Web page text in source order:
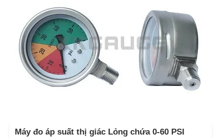
Máy đo áp suất thị giác Lỏng chứa 0-60 PSI